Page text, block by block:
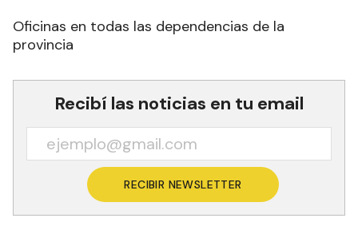
Oficinas en todas las dependencias de la
provincia
Recibí las noticias en tu email
RECIBIR NEWSLETTER